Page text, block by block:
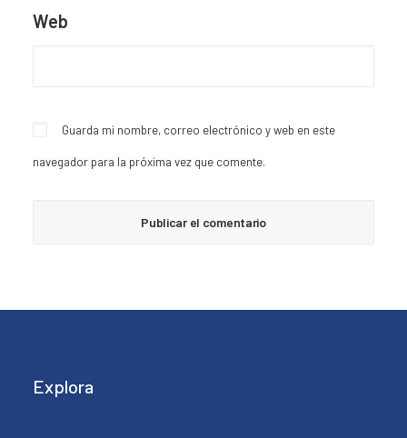
Web
Guarda mi nombre, correo electrónico y web en este
navegador para la próxima vez que comente.
Explora